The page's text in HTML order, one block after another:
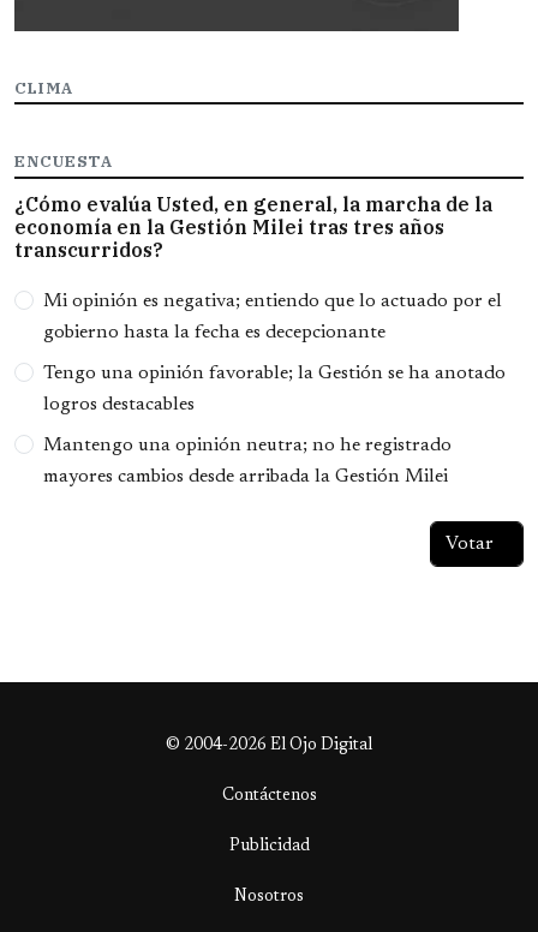
CLIMA
ENCUESTA
¿Cómo evalúa Usted, en general, la marcha de la
economía en la Gestión Milei tras tres años
transcurridos?
Opciones
Mi opinión es negativa; entiendo que lo actuado por el
gobierno hasta la fecha es decepcionante
Tengo una opinión favorable; la Gestión se ha anotado
logros destacables
Mantengo una opinión neutra; no he registrado
mayores cambios desde arribada la Gestión Milei
© 2004-2026 El Ojo Digital
Contáctenos
Publicidad
Nosotros